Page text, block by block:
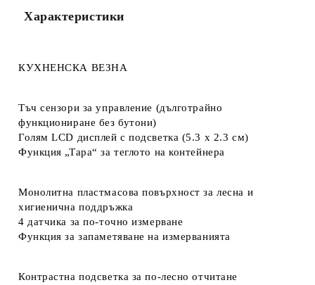
Характеристики
КУХНЕНСКА ВЕЗНА
Тъч сензори за управление (дълготрайно
функциониране без бутони)
Голям LCD дисплей с подсветка (5.3 x 2.3 см)
Функция „Тара“ за теглото на контейнера
Монолитна пластмасова повърхност за лесна и
хигиенична поддръжка
4 датчика за по-точно измерване
Функция за запаметяване на измерванията
Контрастна подсветка за по-лесно отчитане